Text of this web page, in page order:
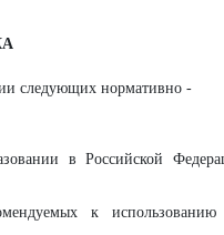
следующих нормативно -
в Российской
к